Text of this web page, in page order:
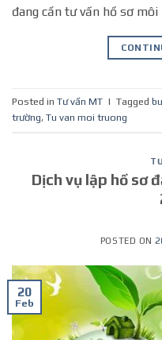
đang cần tư vấn hồ sơ
Posted in Tư vấn MT | Tagged
trường, Tu van moi truong
Dịch vụ lập hồ sơ
POSTED ON
20
Feb